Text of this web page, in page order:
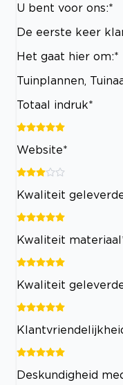
U bent voor ons:*
De eerste keer
Het gaat hier om:*
Tuinplannen,
Totaal indruk*
Website*
Kwaliteit
Kwaliteit
Kwaliteit
Deskundigheid